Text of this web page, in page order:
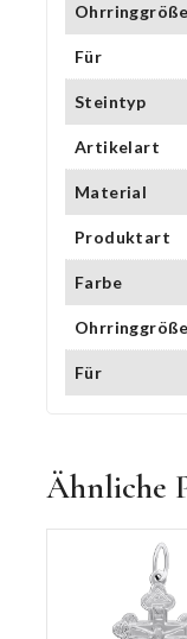
Ohrringgröße
Für
Steintyp
Artikelart
Material
Produktart
Farbe
Ohrringgröße
Für
Ähnliche